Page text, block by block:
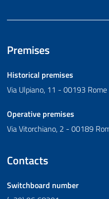
Premises
Historical premises
Via Ulpiano, 11 - 00193 Rome
Operative premises
Via Vitorchiano, 2 - 00189
Contacts
Switchboard number